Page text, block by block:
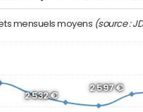
mensuels moyens (source :
2 532 €
2 597 €